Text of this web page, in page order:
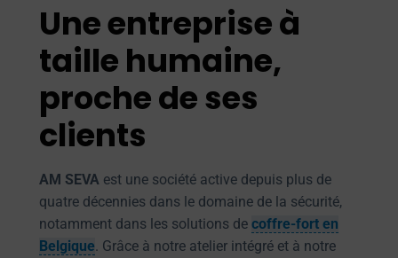
Une entreprise à
taille humaine,
proche de ses
clients
AM SEVA est une société active depuis plus de
quatre décennies dans le domaine de la sécurité,
notamment dans les solutions de coffre-fort en
Belgique. Grâce à notre atelier intégré et à notre